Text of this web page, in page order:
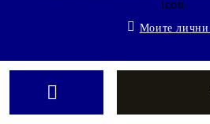
Моите